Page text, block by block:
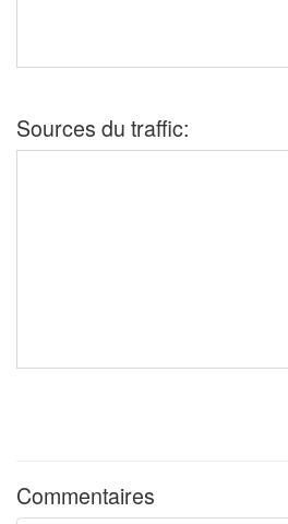
Sources du traffic:
Commentaires